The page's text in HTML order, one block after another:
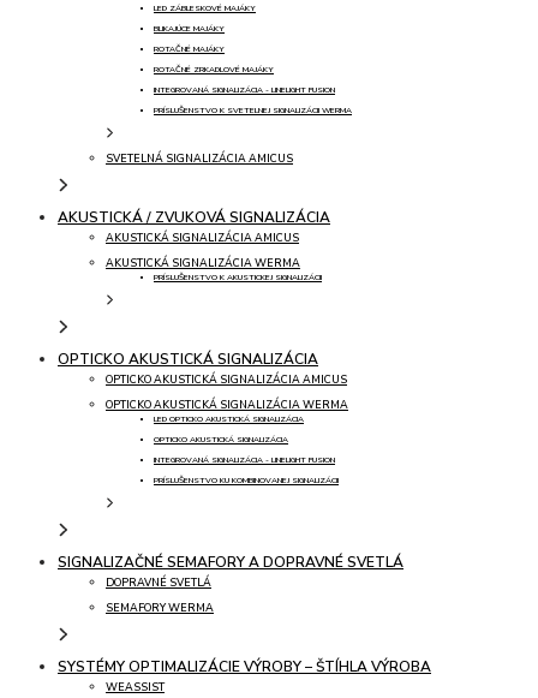
LED ZÁBLESKOVÉ MAJÁKY
BLIKAJÚCE MAJÁKY
ROTAČNÉ MAJÁKY
ROTAČNÉ ZRKADLOVÉ MAJÁKY
INTEGROVANÁ SIGNALIZÁCIA - LINELIGHT FUSION
PRÍSLUŠENSTVO K SVETELNEJ SIGNALIZÁCII WERMA
SVETELNÁ SIGNALIZÁCIA AMICUS
AKUSTICKÁ / ZVUKOVÁ SIGNALIZÁCIA
AKUSTICKÁ SIGNALIZÁCIA AMICUS
AKUSTICKÁ SIGNALIZÁCIA WERMA
PRÍSLUŠENSTVO K AKUSTICKEJ SIGNALIZÁCII
OPTICKO AKUSTICKÁ SIGNALIZÁCIA
OPTICKO AKUSTICKÁ SIGNALIZÁCIA AMICUS
OPTICKO AKUSTICKÁ SIGNALIZÁCIA WERMA
LED OPTICKO AKUSTICKÁ SIGNALIZÁCIA
OPTICKO AKUSTICKÁ SIGNALIZÁCIA
INTEGROVANÁ SIGNALIZÁCIA - LINELIGHT FUSION
PRÍSLUŠENSTVO KU KOMBINOVANEJ SIGNALIZÁCII
SIGNALIZAČNÉ SEMAFORY A DOPRAVNÉ SVETLÁ
DOPRAVNÉ SVETLÁ
SEMAFORY WERMA
SYSTÉMY OPTIMALIZÁCIE VÝROBY – ŠTÍHLA VÝROBA
WEASSIST